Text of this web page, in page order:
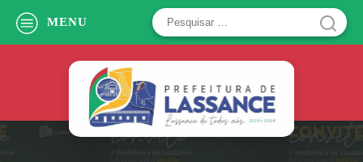
MENU
Pesquisar